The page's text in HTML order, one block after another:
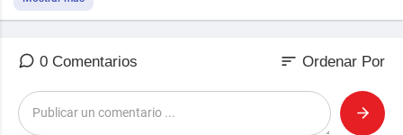
0 Comentarios sort Ordenar Por